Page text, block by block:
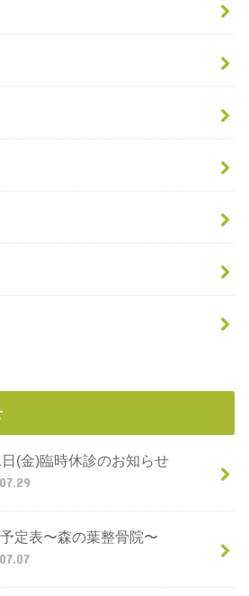
(金)臨時休診のお知らせ
定表〜森の葉整骨院〜